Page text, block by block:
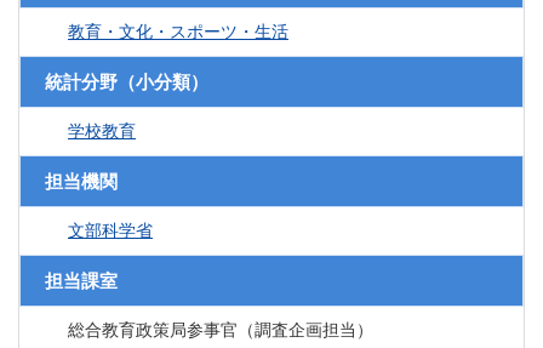
教育・文化・スポーツ・生活
統計分野（小分類）
学校教育
担当機関
文部科学省
担当課室
総合教育政策局参事官（調査企画担当）